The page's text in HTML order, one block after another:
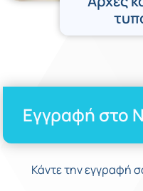
Εγγραφή στο
Κάντε την εγγραφή